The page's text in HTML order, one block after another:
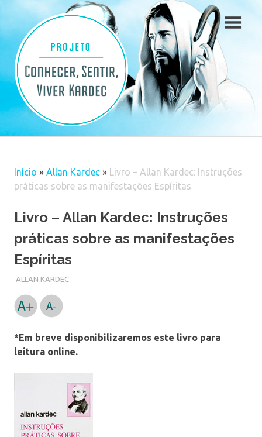
content
Início » Allan Kardec » Livro – Allan Kardec: Instruções
práticas sobre as manifestações Espíritas
Livro – Allan Kardec: Instruções
práticas sobre as manifestações
Espíritas
ALLAN KARDEC
*Em breve disponibilizaremos este livro para
leitura online.